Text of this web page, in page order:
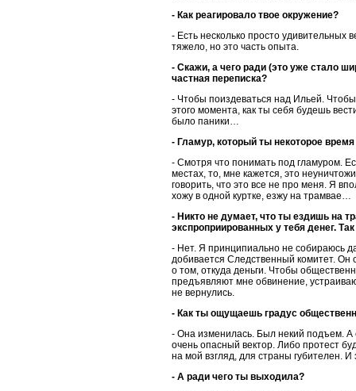
- Как реагировало твое окружение?
- Есть несколько просто
тяжело, но это часть опыта.
- Скажи, а чего ради (это уже стало
частная переписка?
- Чтобы поиздеваться над Ильей.
этого момента, как ты себя будешь
было паники…
- Гламур, который ты некоторое
- Смотря что понимать под гламуром.
местах, то, мне кажется, это
говорить, что это все не про меня. Я
хожу в одной куртке, езжу на трамвае…
- Никто не думает, что ты ездишь на
экспроприированных у тебя денег.
- Нет. Я принципиально не собираюсь
добивается Следственный комитет. Он
о том, откуда деньги. Чтобы
предъявляют мне обвинение,
не вернулись.
- Как ты ощущаешь градус
- Она изменилась. Был некий подъем. А
очень опасный вектор. Либо протест
на мой взгляд, для страны губителен.
- А ради чего ты выходила?